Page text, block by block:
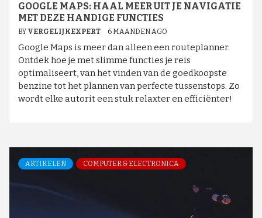
GOOGLE MAPS: HAAL MEER UIT JE NAVIGATIE
MET DEZE HANDIGE FUNCTIES
BY VERGELIJKEXPERT 6 MAANDEN AGO
Google Maps is meer dan alleen een routeplanner.
Ontdek hoe je met slimme functies je reis
optimaliseert, van het vinden van de goedkoopste
benzine tot het plannen van perfecte tussenstops. Zo
wordt elke autorit een stuk relaxter en efficiënter!
ARTIKELEN COMPUTER & ELECTRONICA